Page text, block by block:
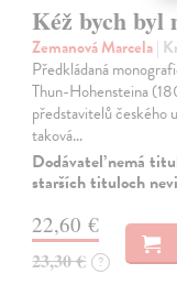
Kéž bych byl
Zemanová Marcela|
Předkládaná
Thun-Hohensteina
představitelů českého
taková…
Dodávateľ nemá
starších tituloch
22,60 €
23,30 € ?